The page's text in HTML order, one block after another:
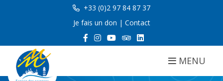
+33 (0)2 97 84 87 37
Je fais un don | Contact
MENU